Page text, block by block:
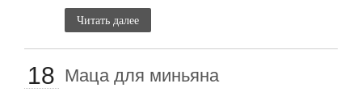
Читать далее
18 Маца для миньяна